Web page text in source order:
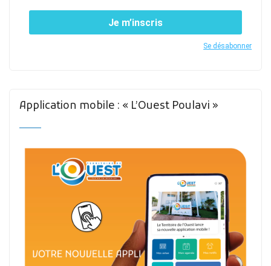
Je m’inscris
Se désabonner
Application mobile : « L’Ouest Poulavi »